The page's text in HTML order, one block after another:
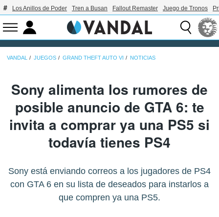
Los Anillos de Poder Tren a Busan Fallout Remaster Juego de Tronos
VANDAL JUEGOS GRAND THEFT AUTO VI NOTICIAS
Sony alimenta los rumores de
posible anuncio de GTA 6: te
invita a comprar ya una PS5 si
todavía tienes PS4
Sony está enviando correos a los jugadores de PS4
con GTA 6 en su lista de deseados para instarlos a
que compren ya una PS5.